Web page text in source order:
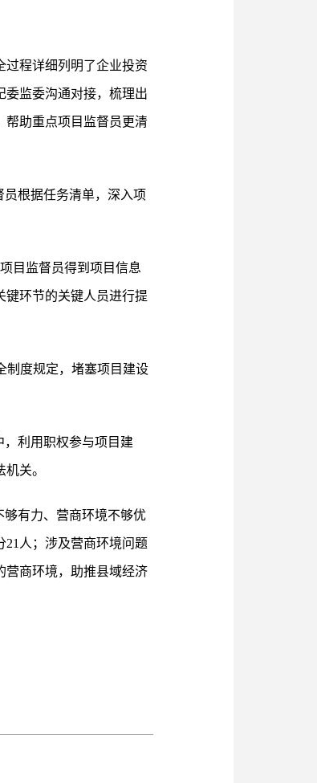
过程详细列明了企业投资
委监委沟通对接，梳理出
帮助重点项目监督员更清
根据任务清单，深入项
目监督员得到项目信息
键环节的关键人员进行提
制度规定，堵塞项目建设
利用职权参与项目建
关。
够有力、营商环境不够优
人；涉及营商环境问题
营商环境，助推县域经济